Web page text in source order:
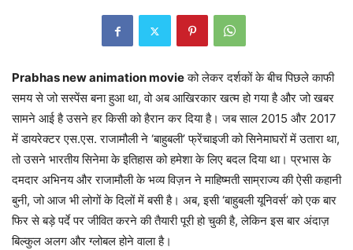
Prabhas new animation movieको लेकर दर्शकों के बीच पिछले काफी
समय से जो सस्पेंस बना हुआ था, वो अब आखिरकार खत्म हो गया है और जो खबर
सामने आई है उसने हर किसी को हैरान कर दिया है। जब साल 2015 और 2017
में डायरेक्टर एस.एस. राजामौली ने ‘बाहुबली’ फ्रेंचाइजी को सिनेमाघरों में उतारा था,
तो उसने भारतीय सिनेमा के इतिहास को हमेशा के लिए बदल दिया था। प्रभास के
दमदार अभिनय और राजामौली के भव्य विज़न ने माहिष्मती साम्राज्य की ऐसी कहानी
बुनी, जो आज भी लोगों के दिलों में बसी है। अब, इसी ‘बाहुबली यूनिवर्स’ को एक बार
फिर से बड़े पर्दे पर जीवित करने की तैयारी पूरी हो चुकी है, लेकिन इस बार अंदाज़
बिल्कुल अलग और ग्लोबल होने वाला है।